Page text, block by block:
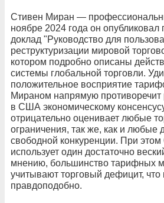
Стивен Миран —
ноябре 2024 года он
доклад "Руководство для
реструктуризации мировой
котором подробно описаны
системы глобальной торговли.
положительное восприятие
Мираном напрямую противоречит
в США экономическому
отрицательно оценивает любые
ограничения, так же, как и любые
свободной конкуренции. При
использует один достаточно
мнению, большинство тарифных
учитывают торговый дефицит, что
правдоподобно.